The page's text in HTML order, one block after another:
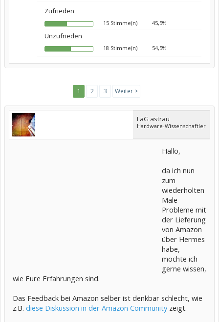
Zufrieden
15 Stimme(n) 45,5%
Unzufrieden
18 Stimme(n) 54,5%
1 2 3 Weiter >
LaG astrau
Hardware-Wissenschaftler
Hallo,
da ich nun
zum
wiederholten
Male
Probleme mit
der Lieferung
von Amazon
über Hermes
habe,
möchte ich
gerne wissen,
wie Eure Erfahrungen sind.
Das Feedback bei Amazon selber ist denkbar schlecht, wie
z.B. diese Diskussion in der Amazon Communityzeigt.